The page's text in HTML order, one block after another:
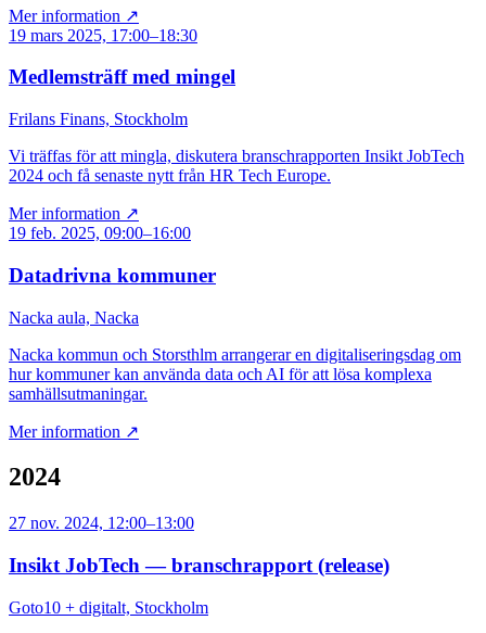
Mer information ↗
19 mars 2025, 17:00–18:30
Medlemsträff med mingel
Frilans Finans, Stockholm
Vi träffas för att mingla, diskutera branschrapporten Insikt JobTech
2024 och få senaste nytt från HR Tech Europe.
Mer information ↗
19 feb. 2025, 09:00–16:00
Datadrivna kommuner
Nacka aula, Nacka
Nacka kommun och Storsthlm arrangerar en digitaliseringsdag om
hur kommuner kan använda data och AI för att lösa komplexa
samhällsutmaningar.
Mer information ↗
2024
27 nov. 2024, 12:00–13:00
Insikt JobTech — branschrapport (release)
Goto10 + digitalt, Stockholm